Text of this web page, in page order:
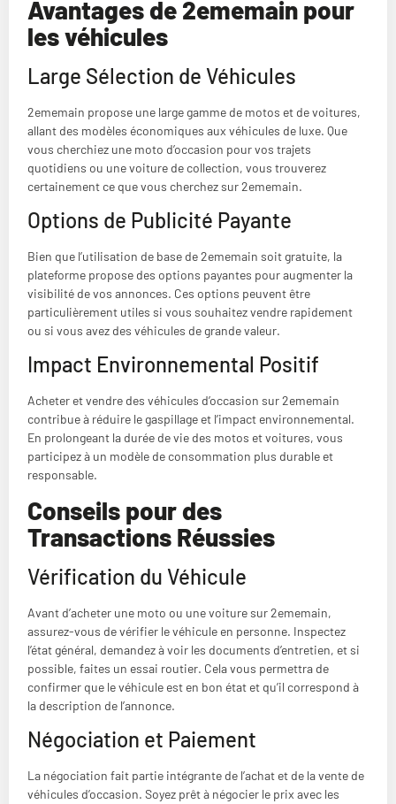
Avantages de 2ememain pour
les véhicules
Large Sélection de Véhicules
2ememain propose une large gamme de motos et de voitures,
allant des modèles économiques aux véhicules de luxe. Que
vous cherchiez une moto d’occasion pour vos trajets
quotidiens ou une voiture de collection, vous trouverez
certainement ce que vous cherchez sur 2ememain.
Options de Publicité Payante
Bien que l’utilisation de base de 2ememain soit gratuite, la
plateforme propose des options payantes pour augmenter la
visibilité de vos annonces. Ces options peuvent être
particulièrement utiles si vous souhaitez vendre rapidement
ou si vous avez des véhicules de grande valeur.
Impact Environnemental Positif
Acheter et vendre des véhicules d’occasion sur 2ememain
contribue à réduire le gaspillage et l’impact environnemental.
En prolongeant la durée de vie des motos et voitures, vous
participez à un modèle de consommation plus durable et
responsable.
Conseils pour des
Transactions Réussies
Vérification du Véhicule
Avant d’acheter une moto ou une voiture sur 2ememain,
assurez-vous de vérifier le véhicule en personne. Inspectez
l’état général, demandez à voir les documents d’entretien, et si
possible, faites un essai routier. Cela vous permettra de
confirmer que le véhicule est en bon état et qu’il correspond à
la description de l’annonce.
Négociation et Paiement
La négociation fait partie intégrante de l’achat et de la vente de
véhicules d’occasion. Soyez prêt à négocier le prix avec les